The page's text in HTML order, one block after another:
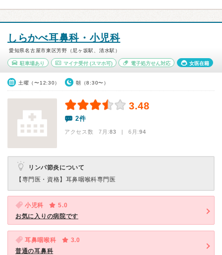
しらかべ耳鼻科・小児科
愛知県名古屋市東区芳野（尼ヶ坂駅、清水駅）
駐車場あり マイナ受付(スマホ可) 電子処方せん対応 女医在籍
土曜（〜12:30） 朝（8:30〜）
3.48
2件
アクセス数 7月:83 | 6月:94
リンパ節炎について
【専門医・資格】 耳鼻咽喉科専門医
小児科
5.0
お気に入りの病院です
耳鼻咽喉科
3.0
普通の耳鼻科